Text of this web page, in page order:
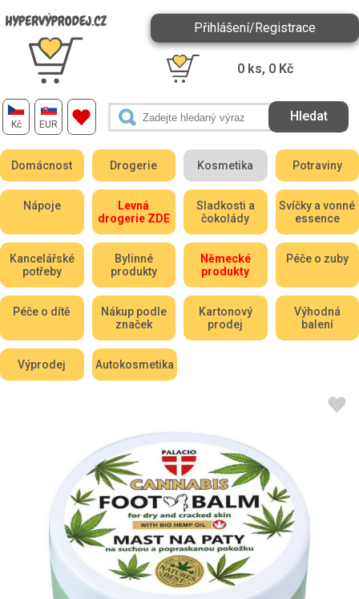
Kč EUR
Přihlášení/Registrace
0 ks, 0 Kč
Domácnost Drogerie Kosmetika Potraviny
Nápoje
Levná
drogerie ZDE
Sladkosti a
čokolády
Svíčky a vonné
essence
Kancelářské
potřeby
Bylinné
produkty
Německé
produkty
Péče o zuby
Péče o dítě
Nákup podle
značek
Kartonový
prodej
Výhodná
balení
Výprodej Autokosmetika